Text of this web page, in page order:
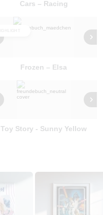
Cars – Racing
Frozen – Elsa
Toy Story - Sunny Yellow